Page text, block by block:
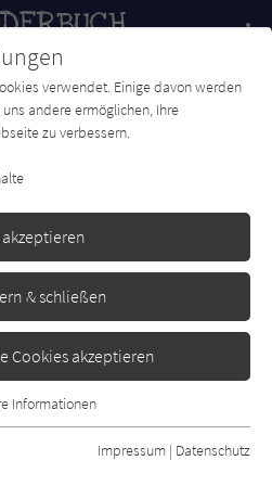
Charts Newsletter
geheim! -
auf
Bibliogr. Angaben 0
verwendet. Einige davon werden
andere ermöglichen, Ihre
zu verbessern.
& schließen
Cookies akzeptieren
grundlegende Funktionen der
gewährleistet, dass die Webseite
Informationen
Impressum | Datenschutz